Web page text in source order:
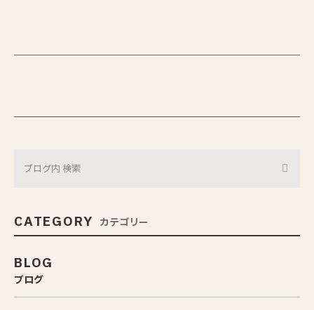
CATEGORY カテゴリー
BLOG
ブログ